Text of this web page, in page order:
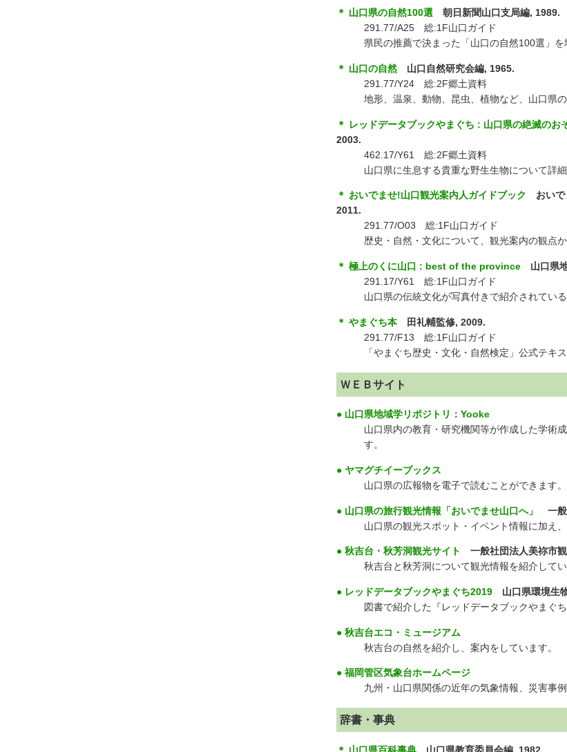
＊ 山口県の自然100選 朝日新聞山口支局編, 1989.
291.77/A25 総:1F山口ガイド
県民の推薦で決まった「山口の自然100選」を
＊ 山口の自然 山口自然研究会編, 1965.
291.77/Y24 総:2F郷土資料
地形、温泉、動物、昆虫、植物など、山口県の
＊ レッドデータブックやまぐち : 山口県の絶滅のお
2003.
462.17/Y61 総:2F郷土資料
山口県に生息する貴重な野生生物について詳細
＊ おいでませ!山口観光案内人ガイドブック
おいで
2011.
291.77/O03 総:1F山口ガイド
歴史・自然・文化について、観光案内の観点
＊ 極上のくに山口 : best of the province 山口県
291.17/Y61 総:1F山口ガイド
山口県の伝統文化が写真付きで紹介されている
＊ やまぐち本田礼輔監修, 2009.
291.77/F13 総:1F山口ガイド
「やまぐち歴史・文化・自然検定」公式テキス
ＷＥＢサイト
● 山口県地域学リポジトリ：Yooke
山口県内の教育・研究機関等が作成した学術
す。
● ヤマグチイーブックス
山口県の広報物を電子で読むことができます。
● 山口県の旅行観光情報「おいでませ山口へ」
一般
山口県の観光スポット・イベント情報に加え
● 秋吉台・秋芳洞観光サイト
一般社団法人美祢市
秋吉台と秋芳洞について観光情報を紹介してい
● レッドデータブックやまぐち2019 山口県環境生
図書で紹介した『レッドデータブックやまぐ
● 秋吉台エコ・ミュージアム
秋吉台の自然を紹介し、案内をしています。
● 福岡管区気象台ホームページ
九州・山口県関係の近年の気象情報、災害事
辞書・事典